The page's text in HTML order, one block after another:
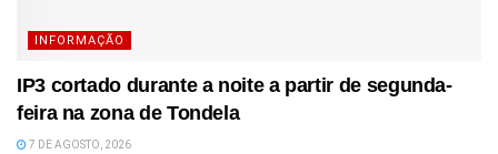
INFORMAÇÃO
IP3 cortado durante a noite a partir de segunda-
feira na zona de Tondela
7 DE AGOSTO, 2026